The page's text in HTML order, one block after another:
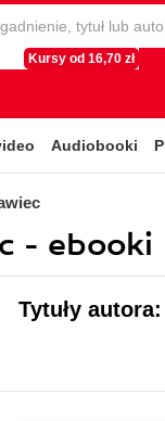
Kursy od 16,70 zł
Audiobooki
- ebooki
Tytuły